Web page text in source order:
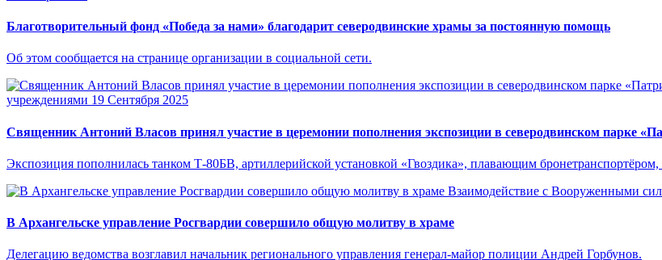
Благотворительный фонд «Победа за нами» благодарит северодвинские храмы за постоянную помощь
Об этом сообщается на странице организации в социальной сети.
учреждениями 19 Сентября 2025
Священник Антоний Власов принял участие в церемонии пополнения экспозиции в северодвинском парке
Экспозиция пополнилась танком Т-80БВ, артиллерийской установкой «Гвоздика», плавающим
Взаимодействие с Вооруженными
В Архангельске управление Росгвардии совершило общую молитву в храме
Делегацию ведомства возглавил начальник регионального управления генерал-майор полиции Андрей Горбунов.